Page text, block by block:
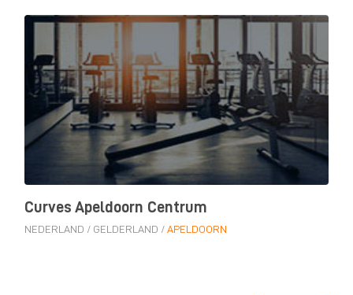
Curves Apeldoorn Centrum
NEDERLAND / GELDERLAND / APELDOORN